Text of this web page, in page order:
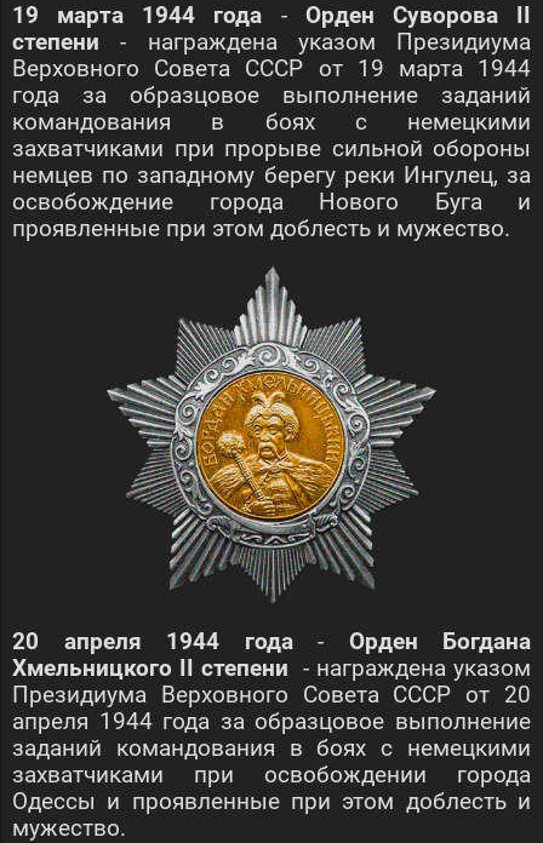
19 марта 1944 года - Орден Суворова II
степени - награждена указом Президиума
Верховного Совета СССР от 19 марта 1944
года за образцовое выполнение заданий
командования в боях с немецкими
захватчиками при прорыве сильной обороны
немцев по западному берегу реки Ингулец, за
освобождение города Нового Буга и
проявленные при этом доблесть и мужество.
20 апреля 1944 года- Орден Богдана
Хмельницкого II степени - награждена указом
Президиума Верховного Совета СССР от 20
апреля 1944 года за образцовое выполнение
заданий командования в боях с немецкими
захватчиками при освобождении города
Одессы и проявленные при этом доблесть и
мужество.